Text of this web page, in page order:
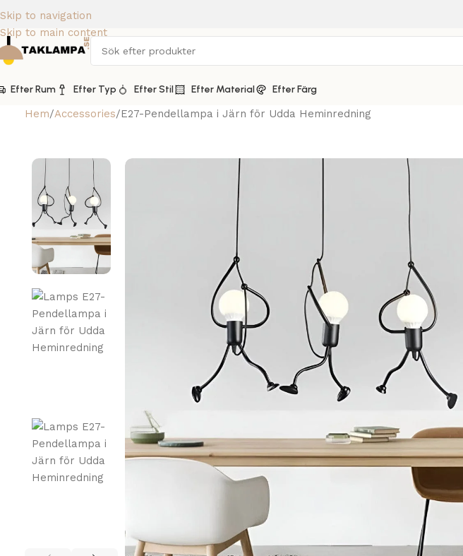
Skip to navigation
Skip to main content
Efter Rum Efter Typ Efter Stil Efter Material Efter Färg
Hem Accessories E27-Pendellampa i Järn för Udda Heminredning